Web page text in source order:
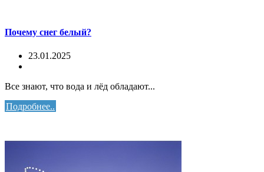
Почему снег белый?
23.01.2025
Все знают, что вода и лёд обладают...
Подробнее..